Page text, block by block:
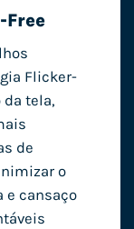
Free
Flicker-
da tela,
de
o
e cansaço